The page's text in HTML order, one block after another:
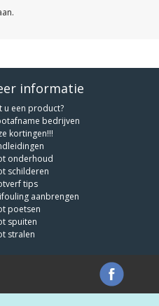
informatie
u een product?
bedrijven
kortingen!!!
onderhoud
schilderen
tips
aanbrengen
poetsen
spuiten
stralen